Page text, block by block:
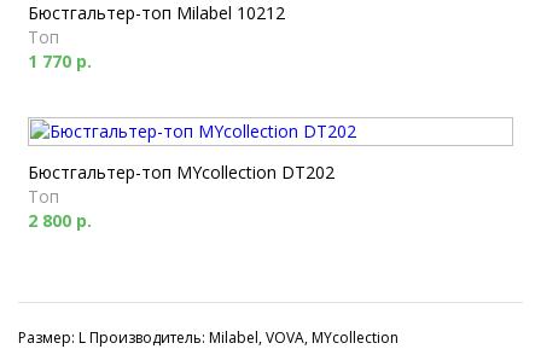
Бюстгальтер-топ Milabel 10212
Топ
1 770 р.
Бюстгальтер-топ MYcollection DT202
Топ
2 800 р.
Размер: L Производитель: Milabel, VOVA, MYcollection